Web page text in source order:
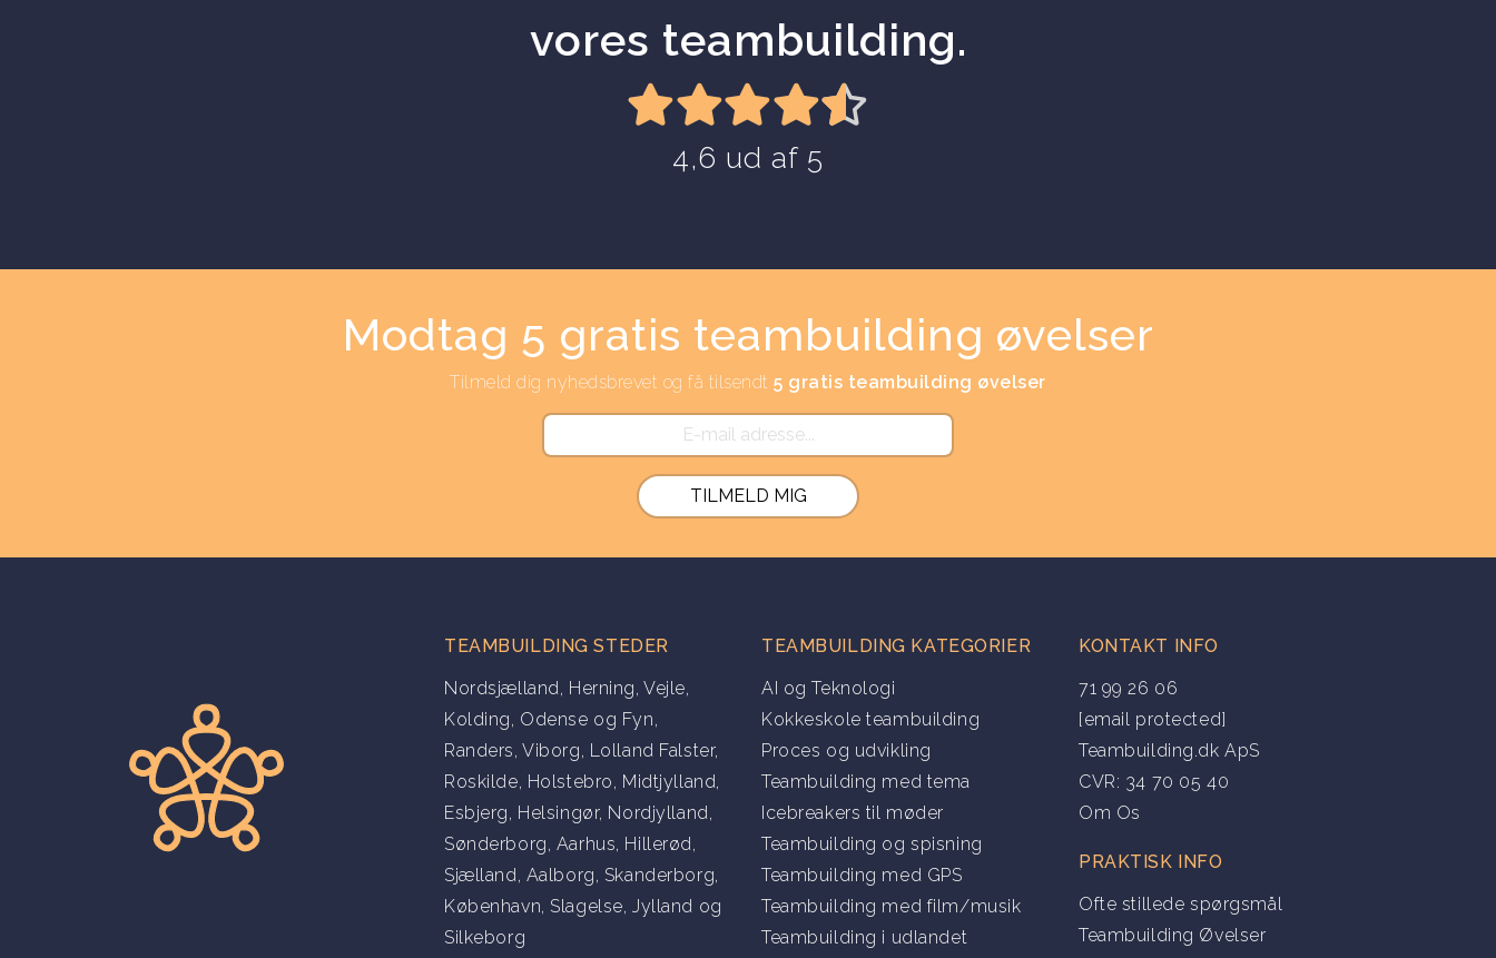
vores teambuilding.
4,6 ud af 5
Modtag 5 gratis teambuilding øvelser
Tilmeld dig nyhedsbrevet og få tilsendt5 gratis teambuilding øvelser
TEAMBUILDING STEDER
Nordsjælland, Herning,Vejle,
Kolding, Odense og Fyn,
Randers,Viborg, Lolland Falster,
Roskilde, Holstebro, Midtjylland,
Esbjerg, Helsingør, Nordjylland,
Sønderborg, Aarhus, Hillerød,
Sjælland, Aalborg, Skanderborg,
København, Slagelse, Jylland og
Silkeborg
TEAMBUILDING KATEGORIER
AI og Teknologi
Kokkeskole teambuilding
Proces og udvikling
Teambuilding med tema
Icebreakers til møder
Teambuilding og spisning
Teambuilding med GPS
Teambuilding med film/musik
Teambuilding i udlandet
KONTAKT INFO
71 99 26 06
[email protected]
Teambuilding.dk ApS
CVR: 34 70 05 40
Om Os
PRAKTISK INFO
Ofte stillede spørgsmål
Teambuilding Øvelser